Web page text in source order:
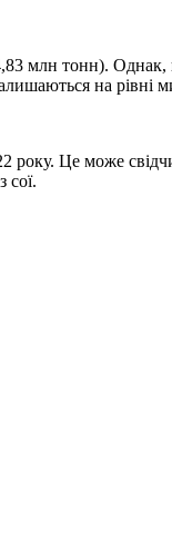
млн тонн).
на рівні
року. Це може
сої.